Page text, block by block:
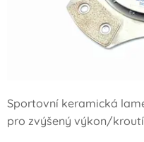
Sportovní keramická
pro zvýšený výkon/